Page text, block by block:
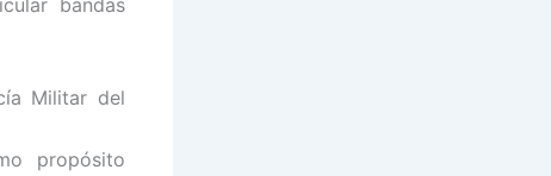
bandas
Militar del
propósito